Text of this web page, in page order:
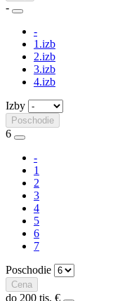
-
-
1.izb
2.izb
3.izb
4.izb
Izby
Poschodie
6
-
1
2
3
4
5
6
7
Poschodie
Cena
do 200 tis. €